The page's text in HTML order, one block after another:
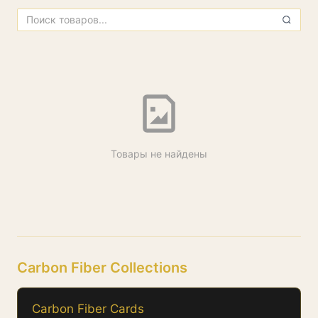
All Products
Товары не найдены
Carbon Fiber Collections
Carbon Fiber Cards